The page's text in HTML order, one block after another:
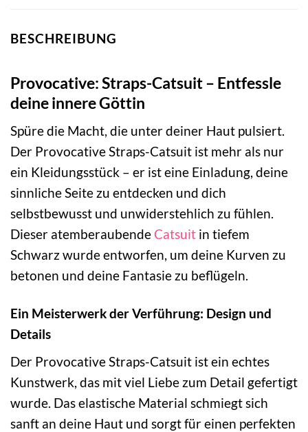
BESCHREIBUNG
Provocative: Straps-Catsuit – Entfessle
deine innere Göttin
Spüre die Macht, die unter deiner Haut pulsiert.
Der Provocative Straps-Catsuit ist mehr als nur
ein Kleidungsstück – er ist eine Einladung, deine
sinnliche Seite zu entdecken und dich
selbstbewusst und unwiderstehlich zu fühlen.
Dieser atemberaubende Catsuit in tiefem
Schwarz wurde entworfen, um deine Kurven zu
betonen und deine Fantasie zu beflügeln.
Ein Meisterwerk der Verführung: Design und
Details
Der Provocative Straps-Catsuit ist ein echtes
Kunstwerk, das mit viel Liebe zum Detail gefertigt
wurde. Das elastische Material schmiegt sich
sanft an deine Haut und sorgt für einen perfekten